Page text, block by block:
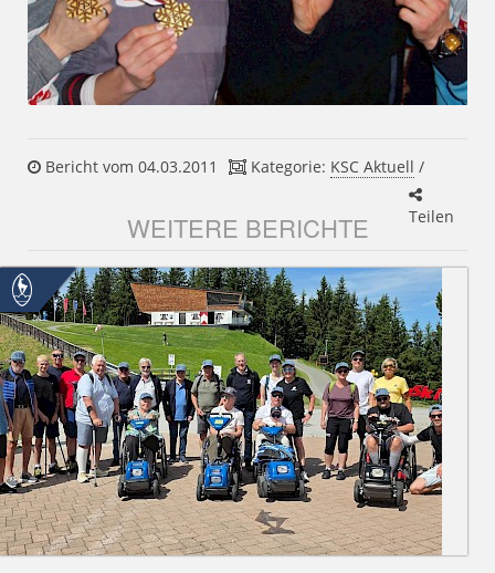
Bericht vom 04.03.2011 Kategorie: KSC Aktuell /
Teilen
WEITERE BERICHTE